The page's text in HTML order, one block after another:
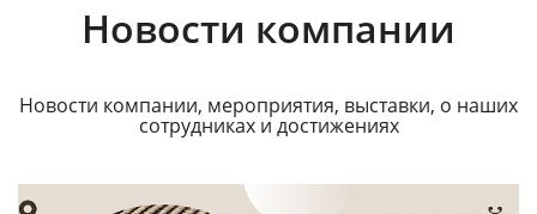
Новости компании
Новости компании, мероприятия, выставки, о наших
сотрудниках и достижениях